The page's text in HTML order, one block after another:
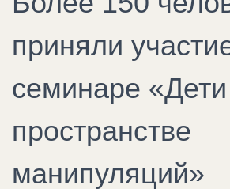
приняли
семинаре
пространстве
манипуляций»